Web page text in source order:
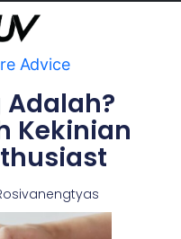
Advice
Adalah?
Kekinian